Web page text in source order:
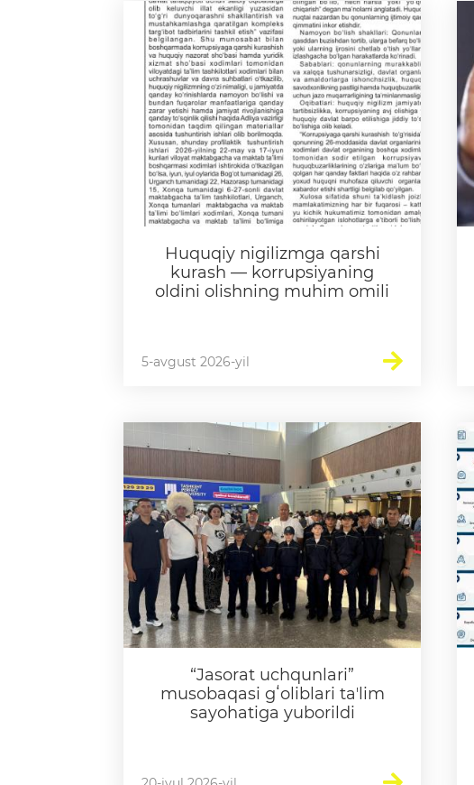
Bo'sh ish o'rinlari
Huquqiy nigilizmga qarshi
kurash — korrupsiyaning
oldini olishning muhim omili
5-avgust 2026-yil
“Jasorat uchqunlari”
musobaqasi gʻoliblari taʼlim
sayohatiga yuborildi